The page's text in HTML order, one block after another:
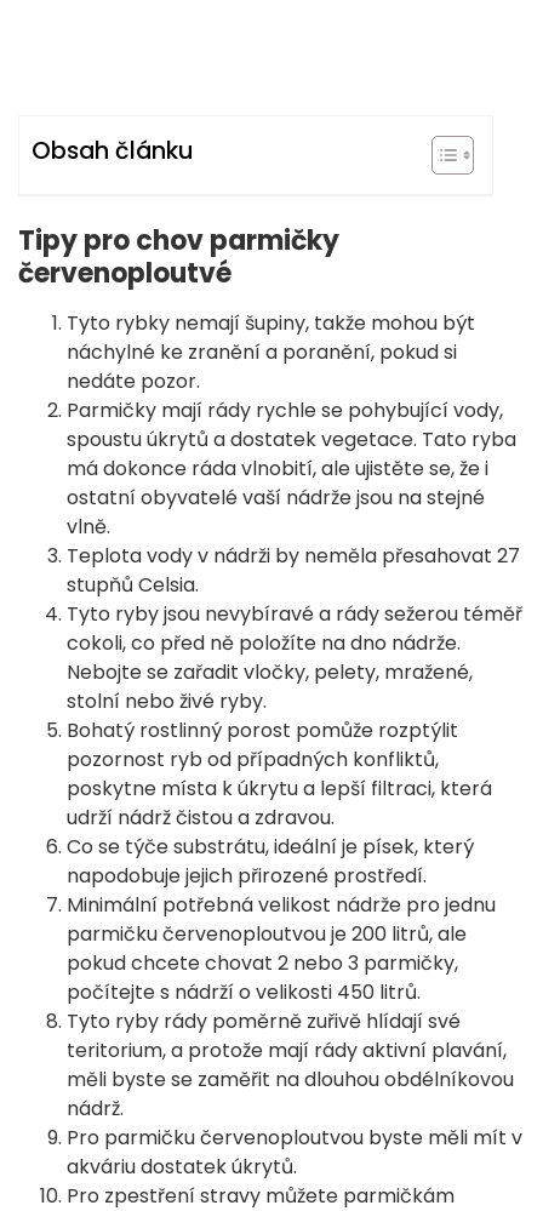
Obsah článku
Tipy pro chov parmičky
červenoploutvé
Tyto rybky nemají šupiny, takže mohou být
náchylné ke zranění a poranění, pokud si
nedáte pozor.
Parmičky mají rády rychle se pohybující vody,
spoustu úkrytů a dostatek vegetace. Tato ryba
má dokonce ráda vlnobití, ale ujistěte se, že i
ostatní obyvatelé vaší nádrže jsou na stejné
vlně.
Teplota vody v nádrži by neměla přesahovat 27
stupňů Celsia.
Tyto ryby jsou nevybíravé a rády sežerou téměř
cokoli, co před ně položíte na dno nádrže.
Nebojte se zařadit vločky, pelety, mražené,
stolní nebo živé ryby.
Bohatý rostlinný porost pomůže rozptýlit
pozornost ryb od případných konfliktů,
poskytne místa k úkrytu a lepší filtraci, která
udrží nádrž čistou a zdravou.
Co se týče substrátu, ideální je písek, který
napodobuje jejich přirozené prostředí.
Minimální potřebná velikost nádrže pro jednu
parmičku červenoploutvou je 200 litrů, ale
pokud chcete chovat 2 nebo 3 parmičky,
počítejte s nádrží o velikosti 450 litrů.
Tyto ryby rády poměrně zuřivě hlídají své
teritorium, a protože mají rády aktivní plavání,
měli byste se zaměřit na dlouhou obdélníkovou
nádrž.
Pro parmičku červenoploutvou byste měli mít v
akváriu dostatek úkrytů.
Pro zpestření stravy můžete parmičkám